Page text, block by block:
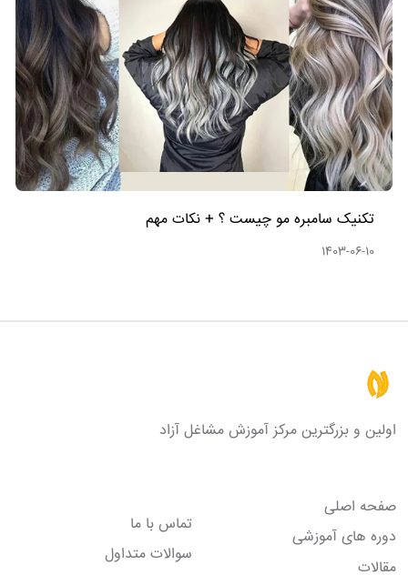
تکنیک سامبره مو چیست ؟ + نکات مهم
1403-06-10
اولین و بزرگترین مرکز آموزش مشاغل آزاد
صفحه اصلی
دوره های آموزشی
مقالات
تماس با ما
سوالات متداول